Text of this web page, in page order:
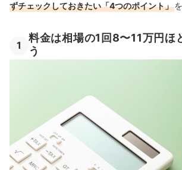
ずチェックしておきたい「4つのポイント」
1
料金は相場の1回8〜11万円ほ
う